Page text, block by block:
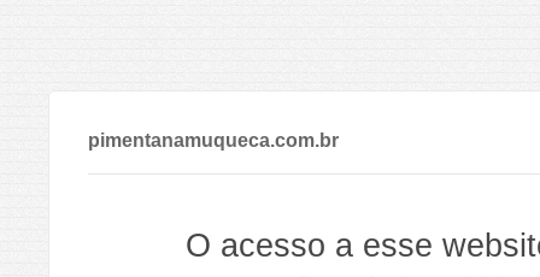
pimentanamuqueca.com.br
O acesso a esse